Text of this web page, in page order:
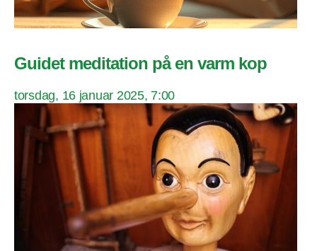
Guidet meditation på en varm kop
torsdag, 16 januar 2025, 7:00